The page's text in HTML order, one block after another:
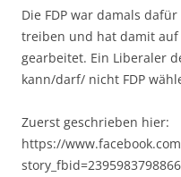
Die FDP war damals
treiben und hat damit
gearbeitet. Ein Liberaler
kann/darf/ nicht FDP
Zuerst geschrieben hier:
https://